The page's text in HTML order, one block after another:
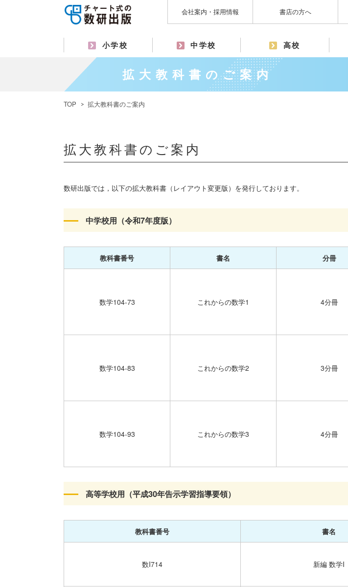
会社案内・採用情報 書店の方へ
小学校 中学校 高校
拡大教科書のご案内
TOP 拡大教科書のご案内
拡大教科書のご案内
数研出版では，以下の拡大教科書（レイアウト変更版）を発行しております。
中学校用（令和7年度版）
教科書番号 書名 分冊
数学104-73 これからの数学1 4分冊
数学104-83 これからの数学2 3分冊
数学104-93 これからの数学3 4分冊
高等学校用（平成30年告示学習指導要領）
教科書番号 書名
数I714 新編 数学I